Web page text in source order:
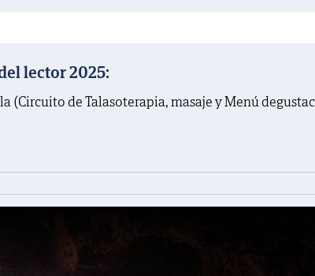
lector 2025:
(Circuito de Talasoterapia, masaje y Menú